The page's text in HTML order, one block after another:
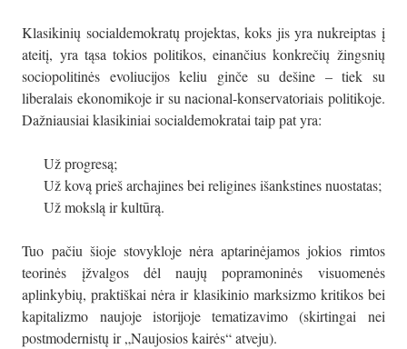
Klasikinių socialdemokratų projektas, koks jis yra nukreiptas į
ateitį, yra tąsa tokios politikos, einančius konkrečių žingsnių
sociopolitinės evoliucijos keliu ginče su dešine – tiek su
liberalais ekonomikoje ir su nacional-konservatoriais politikoje.
Dažniausiai klasikiniai socialdemokratai taip pat yra:
Už progresą;
Už kovą prieš archajines bei religines išankstines nuostatas;
Už mokslą ir kultūrą.
Tuo pačiu šioje stovykloje nėra aptarinėjamos jokios rimtos
teorinės įžvalgos dėl naujų popramoninės visuomenės
aplinkybių, praktiškai nėra ir klasikinio marksizmo kritikos bei
kapitalizmo naujoje istorijoje tematizavimo (skirtingai nei
postmodernistų ir „Naujosios kairės“ atveju).